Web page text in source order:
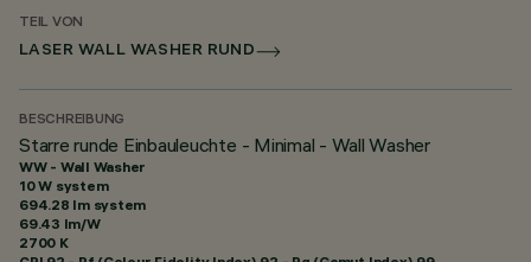
TEIL VON
LASER WALL WASHER RUND
BESCHREIBUNG
Starre runde Einbauleuchte - Minimal - Wall Washer
WW - Wall Washer
10 W system
694.28 lm system
69.43 lm/W
2700 K